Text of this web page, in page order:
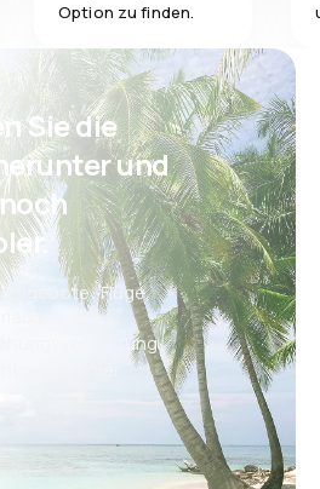
Option zu finden.
Sie die
und
Angebote: Flüge,